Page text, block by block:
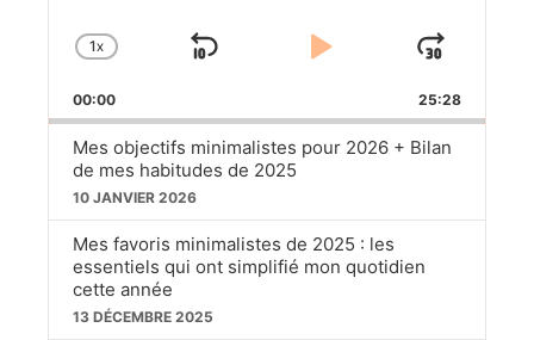
CHANGE
RATE
1X
SKIP
BACKWARD
PLAY
PAUSE
00:00 25:28
Mes objectifs minimalistes pour 2026 + Bilan
de mes habitudes de 2025
10 JANVIER 2026
Mes favoris minimalistes de 2025 : les
essentiels qui ont simplifié mon quotidien
cette année
13 DÉCEMBRE 2025